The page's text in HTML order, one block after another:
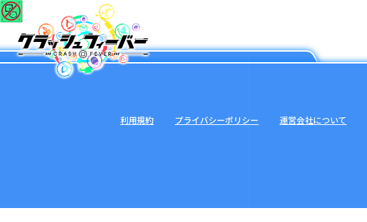
利用規約 プライバシーポリシー 運営会社について